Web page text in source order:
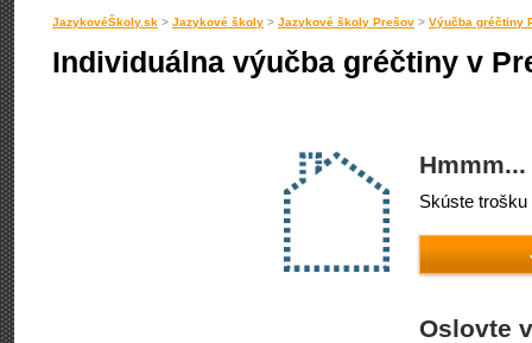
JazykovéŠkoly.sk > Jazykové školy > Jazykové školy Prešov > Výučba gréčtiny
Individuálna výučba gréčtiny v
Skúste
Oslovte